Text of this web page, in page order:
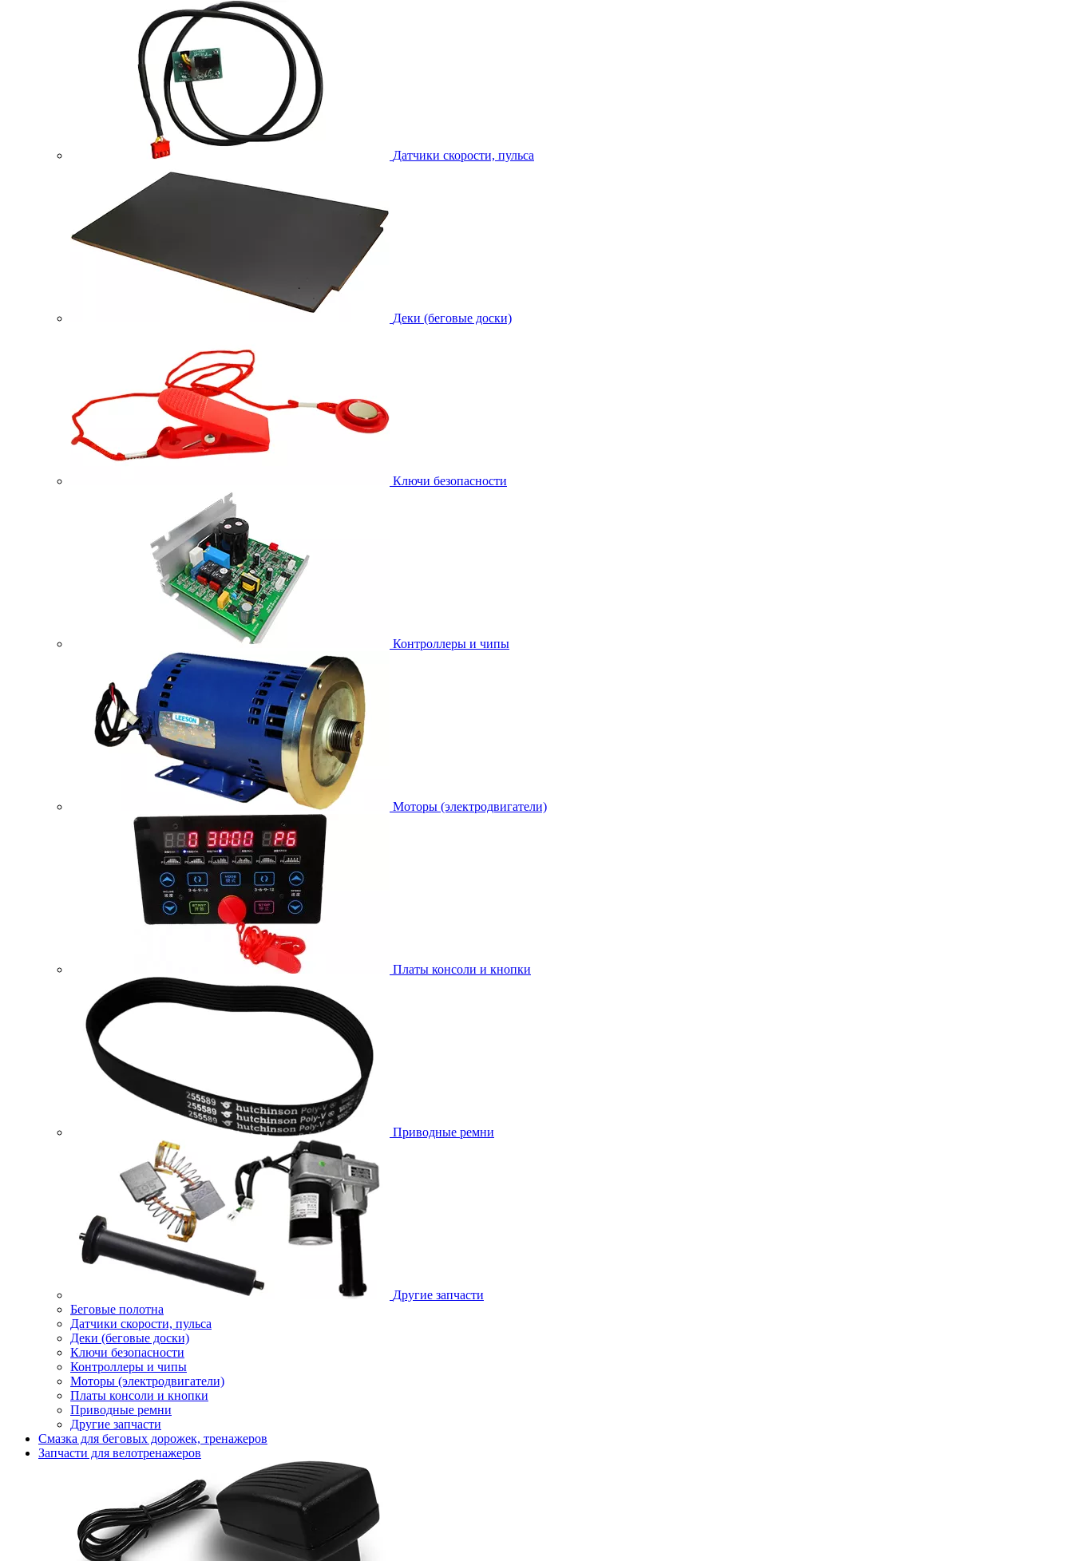
Датчики скорости, пульса
Деки (беговые доски)
Ключи безопасности
Контроллеры и чипы
Моторы (электродвигатели)
Платы консоли и кнопки
Приводные ремни
Другие запчасти
Беговые полотна
Датчики скорости, пульса
Деки (беговые доски)
Ключи безопасности
Контроллеры и чипы
Моторы (электродвигатели)
Платы консоли и кнопки
Приводные ремни
Другие запчасти
Смазка для беговых дорожек, тренажеров
Запчасти для велотренажеров